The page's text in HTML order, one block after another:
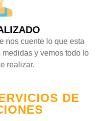
nos cuente lo que esta
y vemos todo lo
realizar.
DE